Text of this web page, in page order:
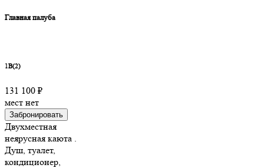
Главная палуба
1В(2)
131 100 ₽
мест нет
Забронировать
Двухместная
неярусная каюта .
Душ, туалет,
кондиционер,